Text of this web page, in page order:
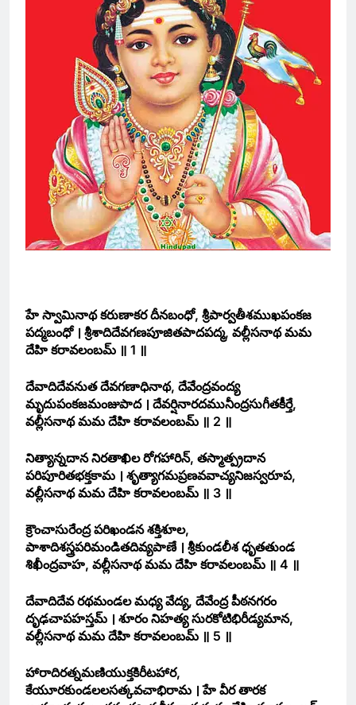
హే స్వామినాథ కరుణాకర దీనబంధో, శ్రీపార్వతీశముఖపంకజ
పద్మబంధో । శ్రీశాదిదేవగణపూజితపాదపద్మ, వల్లీసనాథ మమ
దేహి కరావలంబమ్ ॥ 1 ॥
దేవాదిదేవనుత దేవగణాధినాథ, దేవేంద్రవంద్య
మృదుపంకజమంజుపాద । దేవర్షినారదమునీంద్రసుగీతకీర్తే,
వల్లీసనాథ మమ దేహి కరావలంబమ్ ॥ 2 ॥
నిత్యాన్నదాన నిరతాఖిల రోగహారిన్, తస్మాత్ప్రదాన
పరిపూరితభక్తకామ । శృత్యాగమప్రణవవాచ్యనిజస్వరూప,
వల్లీసనాథ మమ దేహి కరావలంబమ్ ॥ 3 ॥
క్రౌంచాసురేంద్ర పరిఖండన శక్తిశూల,
పాశాదిశస్త్రపరిమండితదివ్యపాణే । శ్రీకుండలీశ ధృతతుండ
శిఖీంద్రవాహ, వల్లీసనాథ మమ దేహి కరావలంబమ్ ॥ 4 ॥
దేవాదిదేవ రథమండల మధ్య వేద్య, దేవేంద్ర పీఠనగరం
దృఢచాపహస్తమ్ । శూరం నిహత్య సురకోటిభిరీడ్యమాన,
వల్లీసనాథ మమ దేహి కరావలంబమ్ ॥ 5 ॥
హారాదిరత్నమణియుక్తకిరీటహార,
కేయూరకుండలలసత్కవచాభిరామ । హే వీర తారక